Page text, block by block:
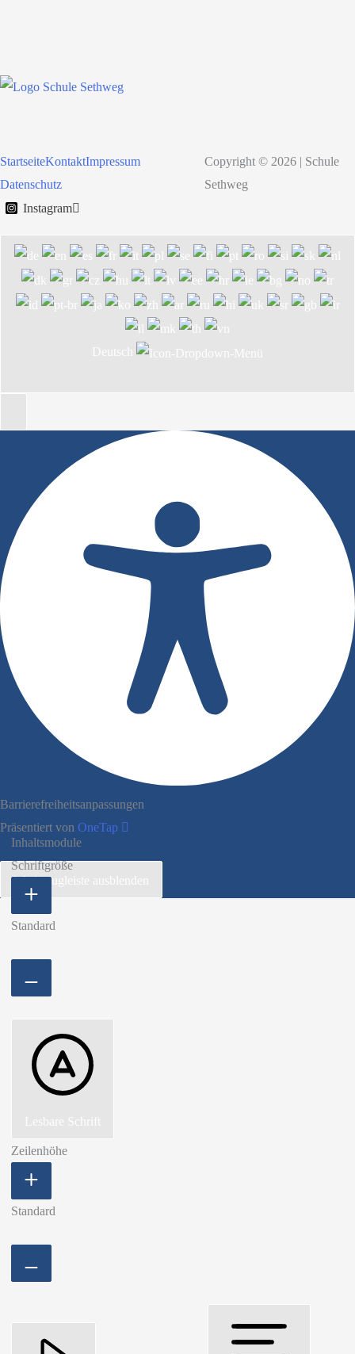
StartseiteKontaktImpressum
Datenschutz
Copyright © 2026 | Schule
Sethweg
Instagram
Deutsch
Barrierefreiheitsanpassungen
Präsentiert von OneTap
Werkzeugleiste ausblenden
Inhaltsmodule
Schriftgröße
Standard
Lesbare Schrift
Zeilenhöhe
Standard